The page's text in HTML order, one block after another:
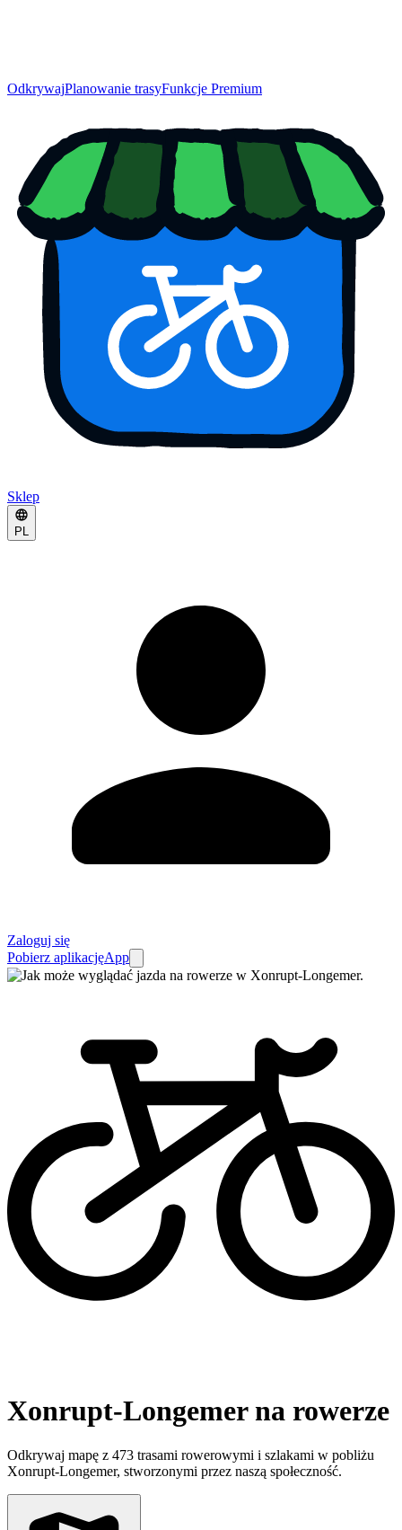
OdkrywajPlanowanie trasyFunkcje Premium
Sklep
PL
Zaloguj się
Pobierz aplikacjęApp
Xonrupt-Longemer na rowerze
Odkrywaj mapę z 473 trasami rowerowymi i szlakami w pobliżu
Xonrupt-Longemer, stworzonymi przez naszą społeczność.